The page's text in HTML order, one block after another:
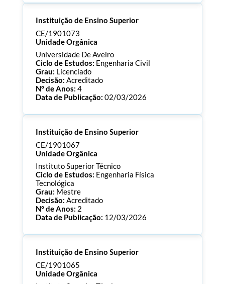
Processo:
CE/1901074
ECTS:120.0
Consultar Documentos
Instituição de Ensino Superior
CE/1901073
Unidade Orgânica
Universidade De Aveiro
Ciclo de Estudos: Engenharia Civil
Grau: Licenciado
Decisão: Acreditado
Nº de Anos: 4
Data de Publicação: 02/03/2026
Processo:
CE/1901073
ECTS:180.0
Consultar Documentos
Instituição de Ensino Superior
CE/1901067
Unidade Orgânica
Instituto Superior Técnico
Ciclo de Estudos: Engenharia Física
Tecnológica
Grau: Mestre
Decisão: Acreditado
Nº de Anos: 2
Data de Publicação: 12/03/2026
Processo:
CE/1901067
ECTS:120.0
Consultar Documentos
Instituição de Ensino Superior
CE/1901065
Unidade Orgânica